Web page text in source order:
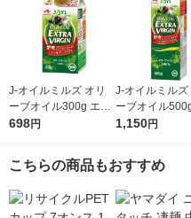
J-オイルミルズ オリ
ーブオイル300g エキ
ストラバージン スペ
L
698円
J-オイルミルズ
ーブオイル
ストラバージン
L
1,150円
こちらの商品もおすすめ